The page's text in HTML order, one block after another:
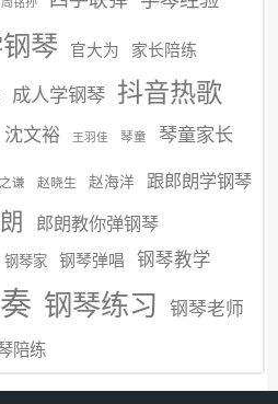
琴 官大为 家长陪练
成人学钢琴 抖音热歌
沈文裕 王羽佳 琴童 琴童家长
谦 赵晓生 赵海洋 跟郎朗学钢琴
郎朗教你弹钢琴
钢琴家 钢琴弹唱 钢琴教学
钢琴练习 钢琴老师
陪练